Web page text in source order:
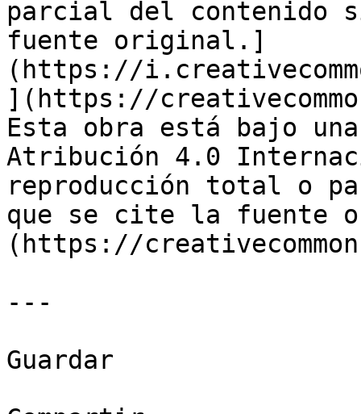
parcial del contenido
fuente original.]
(https://
](https://
Esta obra está bajo
Atribución 4.0
reproducción total o
que se cite la fuente
(https://
---
Guardar